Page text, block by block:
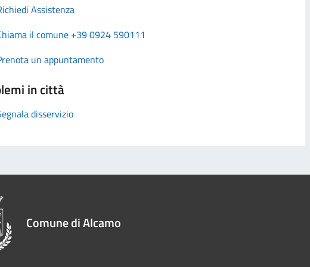
Assistenza
il comune +39 0924 590111
un appuntamento
in città
disservizio
Comune di Alcamo